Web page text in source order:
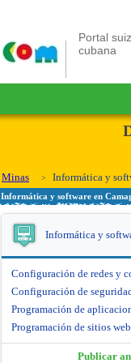
Portal
cubana
Minas Informática y
Informática y software en
Informática y
Configuración de redes y
Configuración de
Programación de
Programación de sitios web
Publicar